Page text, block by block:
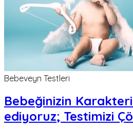
Bebeveyn Testleri
Bebeğinizin
ediyoruz; Testimizi